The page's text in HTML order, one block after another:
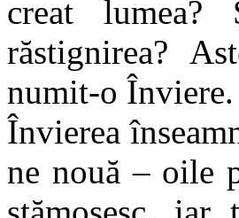
creat lumea?
răstignirea?
numit-o Înviere.
Învierea
ne nouă – oile